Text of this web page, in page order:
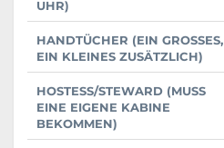
UHR)
HANDTÜCHER (EIN GROSSES, E
IN KLEINES ZUSÄTZLICH)
HOSTESS/STEWARD (MUSS
EINE EIGENE KABINE
BEKOMMEN)